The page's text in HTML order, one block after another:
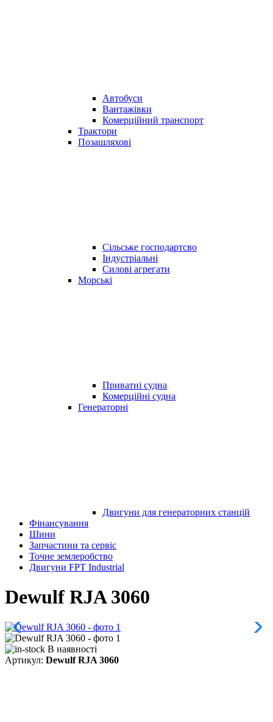
Автобуси
Вантажівки
Комерційний транспорт
Трактори
Позашляхові
Сільське господартсво
Індустріальні
Силові агрегати
Морські
Приватні судна
Комерційні судна
Генераторні
Двигуни для генераторних станцій
Фінансування
Шини
Запчастини та сервіс
Точне землеробство
Двигуни FPT Industrial
Dewulf RJA 3060
В наявності
Артикул: Dewulf RJA 3060